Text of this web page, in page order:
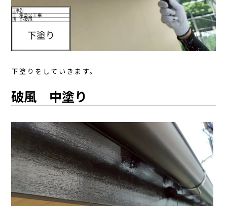
下塗りをしていきます。
破風 中塗り